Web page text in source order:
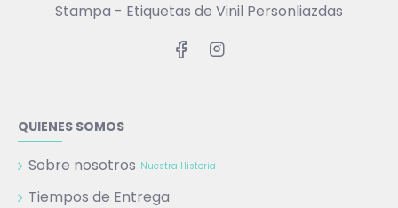
Stampa - Etiquetas de Vinil Personliazdas
QUIENES SOMOS
Sobre nosotros Nuestra Historia
Tiempos de Entrega